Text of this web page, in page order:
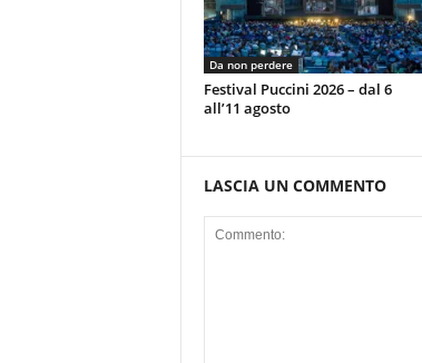
Da non perdere
Festival Puccini 2026 – dal 6
all’11 agosto
LASCIA UN COMMENTO